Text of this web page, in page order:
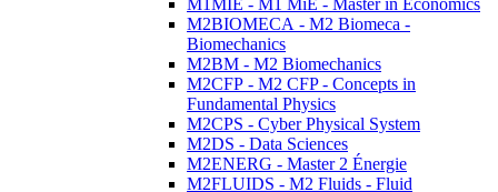
M1MIE - M1 MiE - Master in Economics
M2BIOMECA - M2 Biomeca -
Biomechanics
M2BM - M2 Biomechanics
M2CFP - M2 CFP - Concepts in
Fundamental Physics
M2CPS - Cyber Physical System
M2DS - Data Sciences
M2ENERG - Master 2 Énergie
M2FLUIDS - M2 Fluids - Fluid